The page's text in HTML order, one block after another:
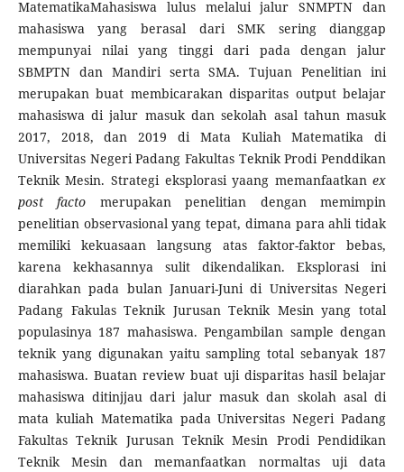
MatematikaMahasiswa lulus melalui jalur SNMPTN dan
mahasiswa yang berasal dari SMK sering dianggap
mempunyai nilai yang tinggi dari pada dengan jalur
SBMPTN dan Mandiri serta SMA. Tujuan Penelitian ini
merupakan buat membicarakan disparitas output belajar
mahasiswa di jalur masuk dan sekolah asal tahun masuk
2017, 2018, dan 2019 di Mata Kuliah Matematika di
Universitas Negeri Padang Fakultas Teknik Prodi Penddikan
Teknik Mesin. Strategi eksplorasi yaang memanfaatkanex
post facto merupakan penelitian dengan memimpin
penelitian observasional yang tepat, dimana para ahli tidak
memiliki kekuasaan langsung atas faktor-faktor bebas,
karena kekhasannya sulit dikendalikan. Eksplorasi ini
diarahkan pada bulan Januari-Juni di Universitas Negeri
Padang Fakulas Teknik Jurusan Teknik Mesin yang total
populasinya 187 mahasiswa. Pengambilan sample dengan
teknik yang digunakan yaitu sampling total sebanyak 187
mahasiswa. Buatan review buat uji disparitas hasil belajar
mahasiswa ditinjjau dari jalur masuk dan skolah asal di
mata kuliah Matematika pada Universitas Negeri Padang
Fakultas Teknik Jurusan Teknik Mesin Prodi Pendidikan
Teknik Mesin dan memanfaatkan normaltas uji data